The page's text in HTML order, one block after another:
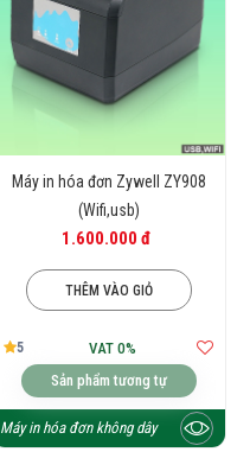
Máy in hóa đơn Zywell ZY908
(Wifi,usb)
1.600.000 đ
THÊM VÀO GIỎ
5
VAT 0%
Sản phẩm tương tự
Máy in hóa đơn không dây